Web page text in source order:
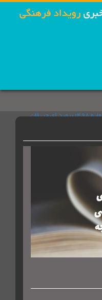
چندان آرام با